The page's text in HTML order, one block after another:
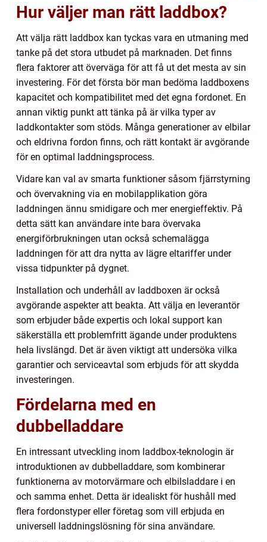
Hur väljer man rätt laddbox?
Att välja rätt laddbox kan tyckas vara en utmaning med
tanke på det stora utbudet på marknaden. Det finns
flera faktorer att överväga för att få ut det mesta av sin
investering. För det första bör man bedöma laddboxens
kapacitet och kompatibilitet med det egna fordonet. En
annan viktig punkt att tänka på är vilka typer av
laddkontakter som stöds. Många generationer av elbilar
och eldrivna fordon finns, och rätt kontakt är avgörande
för en optimal laddningsprocess.
Vidare kan val av smarta funktioner såsom fjärrstyrning
och övervakning via en mobilapplikation göra
laddningen ännu smidigare och mer energieffektiv. På
detta sätt kan användare inte bara övervaka
energiförbrukningen utan också schemalägga
laddningen för att dra nytta av lägre eltariffer under
vissa tidpunkter på dygnet.
Installation och underhåll av laddboxen är också
avgörande aspekter att beakta. Att välja en leverantör
som erbjuder både expertis och lokal support kan
säkerställa ett problemfritt ägande under produktens
hela livslängd. Det är även viktigt att undersöka vilka
garantier och serviceavtal som erbjuds för att skydda
investeringen.
Fördelarna med en
dubbelladdare
En intressant utveckling inom laddbox-teknologin är
introduktionen av dubbelladdare, som kombinerar
funktionerna av motorvärmare och elbilsladdare i en
och samma enhet. Detta är idealiskt för hushåll med
flera fordonstyper eller företag som vill erbjuda en
universell laddningslösning för sina användare.